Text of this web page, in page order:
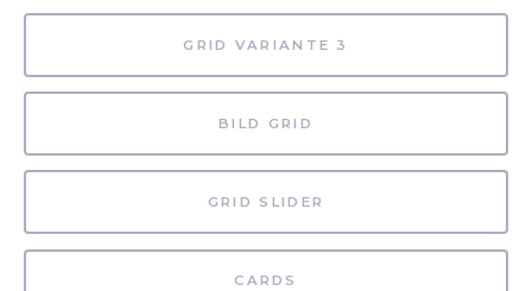
GRID VARIANTE 3
BILD GRID
GRID SLIDER
CARDS